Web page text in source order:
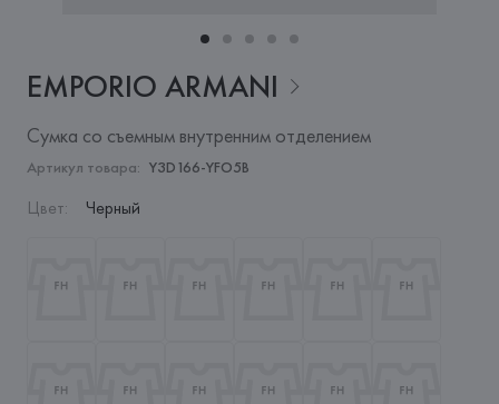
EMPORIO ARMANI
Сумка со съемным внутренним отделением
Артикул товара: Y3D166-YFO5B
Цвет: Черный